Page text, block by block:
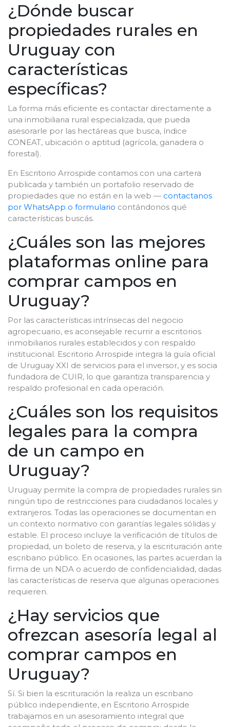
¿Dónde buscar
propiedades rurales en
Uruguay con
características
específicas?
La forma más eficiente es contactar directamente a
una inmobiliaria rural especializada, que pueda
asesorarle por las hectáreas que busca, índice
CONEAT, ubicación o aptitud (agrícola, ganadera o
forestal).
En Escritorio Arrospide contamos con una cartera
publicada y también un portafolio reservado de
propiedades que no están en la web — contactanos
por WhatsApp o formulario contándonos qué
características buscás.
¿Cuáles son las mejores
plataformas online para
comprar campos en
Uruguay?
Por las características intrínsecas del negocio
agropecuario, es aconsejable recurrir a escritorios
inmobiliarios rurales establecidos y con respaldo
institucional. Escritorio Arrospide integra la guía oficial
de Uruguay XXI de servicios para el inversor, y es socia
fundadora de CUIR, lo que garantiza transparencia y
respaldo profesional en cada operación.
¿Cuáles son los requisitos
legales para la compra
de un campo en
Uruguay?
Uruguay permite la compra de propiedades rurales sin
ningún tipo de restricciones para ciudadanos locales y
extranjeros. Todas las operaciones se documentan en
un contexto normativo con garantías legales sólidas y
estable. El proceso incluye la verificación de títulos de
propiedad, un boleto de reserva, y la escrituración ante
escribano público. En ocasiones, las partes acuerdan la
firma de un NDA o acuerdo de confidencialidad, dadas
las características de reserva que algunas operaciones
requieren.
¿Hay servicios que
ofrezcan asesoría legal al
comprar campos en
Uruguay?
Sí. Si bien la escrituración la realiza un escribano
público independiente, en Escritorio Arrospide
trabajamos en un asesoramiento integral que